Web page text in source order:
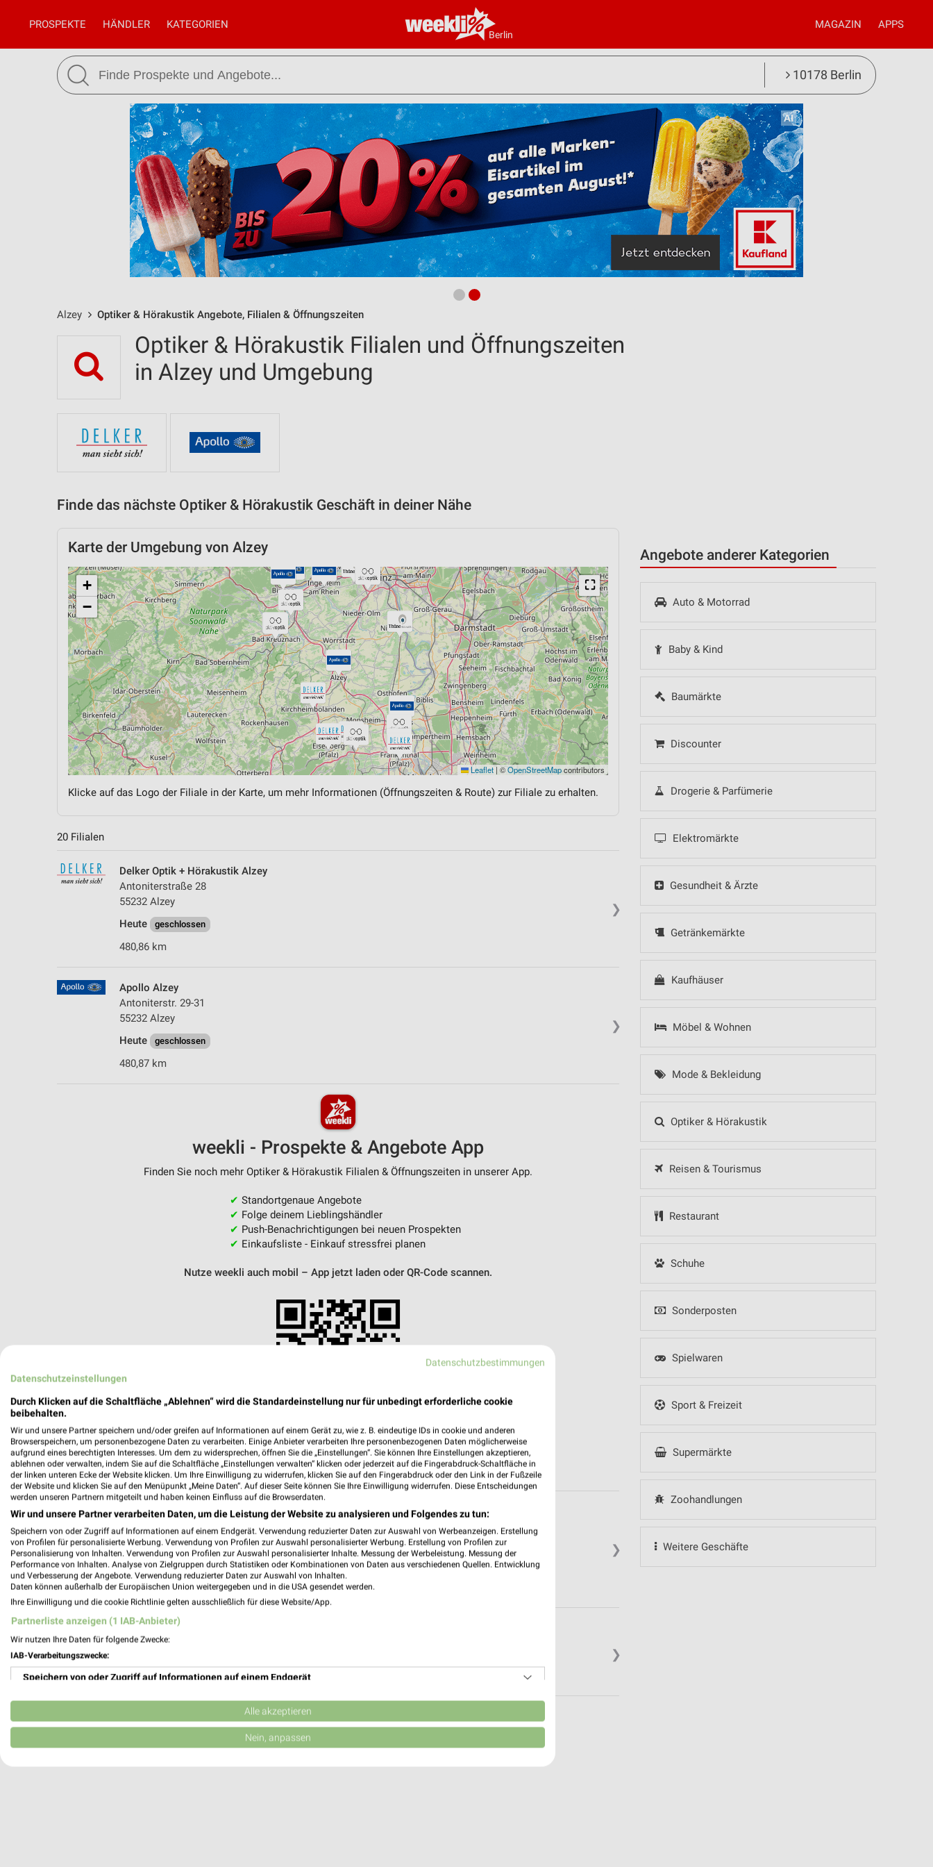
Berlin
PROSPEKTE HÄNDLER KATEGORIEN MAGAZIN APPS
10178 Berlin
Alzey Optiker & Hörakustik Angebote, Filialen & Öffnungszeiten
Angebote anderer Kategorien
Auto & Motorrad
Baby & Kind
Baumärkte
Discounter
Drogerie & Parfümerie
Elektromärkte
Gesundheit & Ärzte
Getränkemärkte
Kaufhäuser
Möbel & Wohnen
Mode & Bekleidung
Optiker & Hörakustik
Reisen & Tourismus
Restaurant
Schuhe
Sonderposten
Spielwaren
Sport & Freizeit
Supermärkte
Zoohandlungen
Weitere Geschäfte
Optiker & Hörakustik Filialen und Öffnungszeiten
in Alzey und Umgebung
Finde das nächste Optiker & Hörakustik Geschäft in deiner Nähe
Karte der Umgebung von Alzey
⛶
+
−
Leaflet | ©OpenStreetMapcontributors
Klicke auf das Logo der Filiale in der Karte, um mehr Informationen (Öffnungszeiten & Route) zur Filiale zu erhalten.
20 Filialen
❯
Delker Optik + Hörakustik Alzey
Antoniterstraße 28
55232 Alzey
Heute
geschlossen
480,86 km
❯
Apollo Alzey
Antoniterstr. 29-31
55232 Alzey
Heute
geschlossen
480,87 km
weekli - Prospekte & Angebote App
Finden Sie noch mehr Optiker & Hörakustik Filialen & Öffnungszeiten in unserer App.
✔ Standortgenaue Angebote
✔ Folge deinem Lieblingshändler
✔ Push-Benachrichtigungen bei neuen Prospekten
✔ Einkaufsliste - Einkauf stressfrei planen
Nutze weekli auch mobil – App jetzt laden oder QR-Code scannen.
❯
DELKER Optik Kirchheimbolanden
Vorstadt 7a
67292 Kirchheimbolanden
Heute geschlossen
492,43 km
❯
Thüne Hörakustik Oppenheim
Sant' Ambrogio-Ring 31
460,57 km
Datenschutzbestimmungen
Datenschutzeinstellungen
Durch Klicken auf die Schaltfläche „Ablehnen“ wird die Standardeinstellung nur für unbedingt erforderliche cookie
beibehalten.
Wir und unsere Partner speichern und/oder greifen auf Informationen auf einem Gerät zu, wie z. B. eindeutige IDs in cookie und anderen
Browserspeichern, um personenbezogene Daten zu verarbeiten. Einige Anbieter verarbeiten Ihre personenbezogenen Daten möglicherweise
aufgrund eines berechtigten Interesses. Um dem zu widersprechen, öffnen Sie die „Einstellungen“. Sie können Ihre Einstellungen akzeptieren,
ablehnen oder verwalten, indem Sie auf die Schaltfläche „Einstellungen verwalten“ klicken oder jederzeit auf die Fingerabdruck-Schaltfläche in
der linken unteren Ecke der Website klicken. Um Ihre Einwilligung zu widerrufen, klicken Sie auf den Fingerabdruck oder den Link in der Fußzeile
der Website und klicken Sie auf den Menüpunkt „Meine Daten“. Auf dieser Seite können Sie Ihre Einwilligung widerrufen. Diese Entscheidungen
werden unseren Partnern mitgeteilt und haben keinen Einfluss auf die Browserdaten.
Wir und unsere Partner verarbeiten Daten, um die Leistung der Website zu analysieren und Folgendes zu tun:
Speichern von oder Zugriff auf Informationen auf einem Endgerät. Verwendung reduzierter Daten zur Auswahl von Werbeanzeigen. Erstellung
von Profilen für personalisierte Werbung. Verwendung von Profilen zur Auswahl personalisierter Werbung. Erstellung von Profilen zur
Personalisierung von Inhalten. Verwendung von Profilen zur Auswahl personalisierter Inhalte. Messung der Werbeleistung. Messung der
Performance von Inhalten. Analyse von Zielgruppen durch Statistiken oder Kombinationen von Daten aus verschiedenen Quellen. Entwicklung
und Verbesserung der Angebote. Verwendung reduzierter Daten zur Auswahl von Inhalten.
Daten können außerhalb der Europäischen Union weitergegeben und in die USA gesendet werden.
Ihre Einwilligung und die cookie Richtlinie gelten ausschließlich für diese Website/App.
Partnerliste anzeigen (1 IAB-Anbieter)
Wir nutzen Ihre Daten für folgende Zwecke:
IAB-Verarbeitungszwecke:
Speichern von oder Zugriff auf Informationen auf einem Endgerät
Verwendung reduzierter Daten zur Auswahl von Werbeanzeigen
Erstellung von Profilen für personalisierte Werbung
Alle akzeptieren
Nein, anpassen